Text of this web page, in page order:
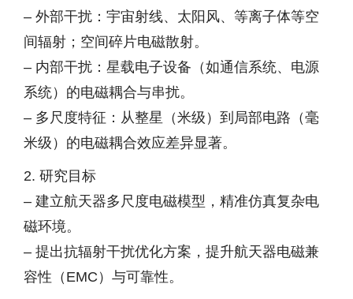
– 外部干扰：宇宙射线、太阳风、等离子体等空
间辐射；空间碎片电磁散射。
– 内部干扰：星载电子设备（如通信系统、电源
系统）的电磁耦合与串扰。
– 多尺度特征：从整星（米级）到局部电路（毫
米级）的电磁耦合效应差异显著。
2. 研究目标
– 建立航天器多尺度电磁模型，精准仿真复杂电
磁环境。
– 提出抗辐射干扰优化方案，提升航天器电磁兼
容性（EMC）与可靠性。